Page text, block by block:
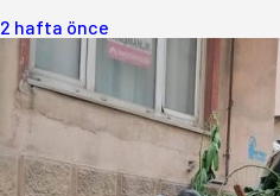
2 hafta önce